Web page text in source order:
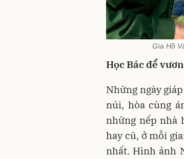
Gìa Hồ
Học Bác để
Những ngày
núi, hòa cùng
những nếp nhà
hay cũ, ở mỗi
nhất. Hình ảnh